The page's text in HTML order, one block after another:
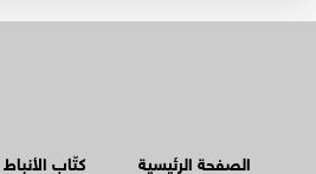
الصفحة الرئيسية
كتّاب الأنباط